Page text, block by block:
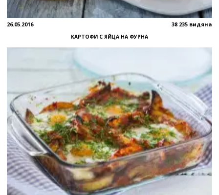
26.05.2016 38 235 видяна
КАРТОФИ С ЯЙЦА НА ФУРНА